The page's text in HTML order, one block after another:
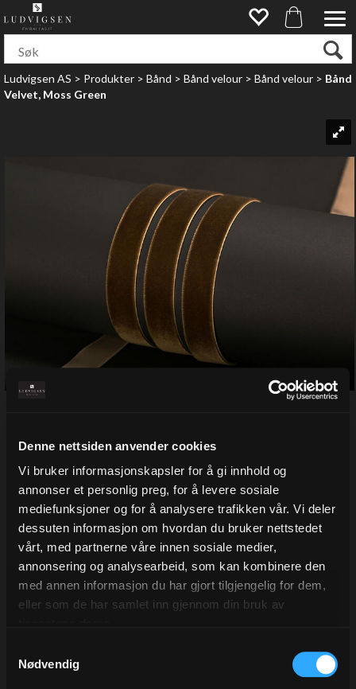
Denne nettsiden anvender cookies
Vi bruker informasjonskapsler for å gi innhold og
annonser et personlig preg, for å levere sosiale
mediefunksjoner og for å analysere trafikken vår. Vi deler
dessuten informasjon om hvordan du bruker nettstedet
vårt, med partnerne våre innen sosiale medier,
annonsering og analysearbeid, som kan kombinere den
med annen informasjon du har gjort tilgjengelig for dem,
eller som de har samlet inn gjennom din bruk av
Nødvendig
Ludvigsen AS>Produkter>Bånd>Bånd velour>Bånd velour>Bånd
Velvet, Moss Green
Bånd Velvet, Moss Green
finnes i flere bredder
Varenr:522702
Velg bredde
15 mm 06 mm